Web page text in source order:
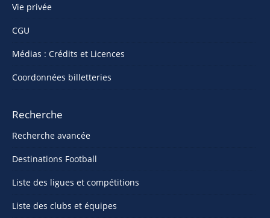
Vie privée
CGU
Médias : Crédits et Licences
Coordonnées billetteries
Recherche
Recherche avancée
Destinations Football
Liste des ligues et compétitions
Liste des clubs et équipes